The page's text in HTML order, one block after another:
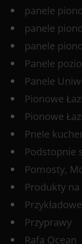
panele
panele
panele
Panele
Panele
Pionowe
Pionowe
Pnele
Podstopnie
Pomosty,
Produkty
Przyprawy
Rafa Ocean